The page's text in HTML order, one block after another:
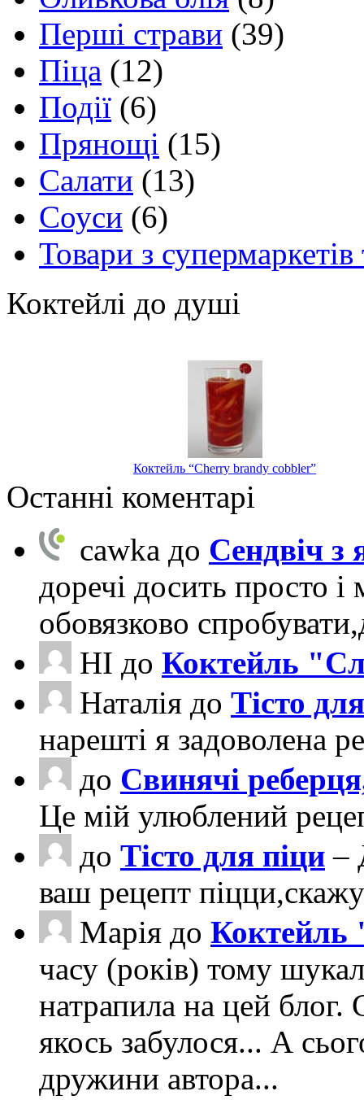
Перші страви (39)
Піца (12)
Події (6)
Прянощі (15)
Салати (13)
Соуси (6)
Товари з супермаркетів
Коктейлі до душі
Коктейль “Cherry brandy cobbler”
Останні коментарі
cawka до Сендвіч з
доречі досить просто
обовязково
НІ до Коктейль
Наталія до Тісто
нарешті я задоволена
до Свинячі
Це мій улюблений
до Тісто для піци –
ваш рецепт
Марія до Коктейль
часу (років) тому
натрапила на цей блог.
якось забулося... А
дружини автора...